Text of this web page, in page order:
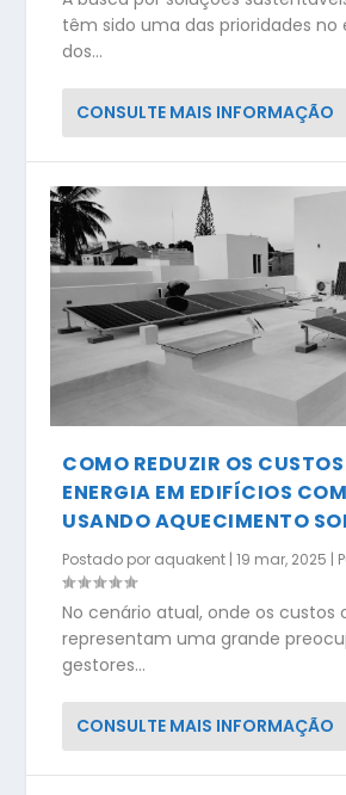
têm sido uma das prioridades
dos...
CONSULTE MAIS INFORMAÇÃO
COMO REDUZIR OS
ENERGIA EM EDIFÍCIOS
USANDO AQUECIMENTO
Postado por aquakent |19 mar, 2025 |
No cenário atual, onde os custos
representam uma grande
gestores...
CONSULTE MAIS INFORMAÇÃO